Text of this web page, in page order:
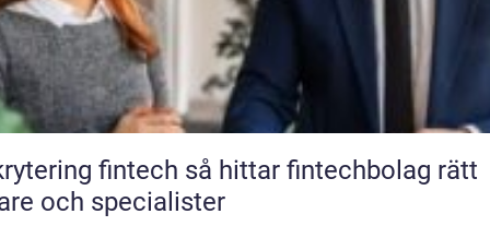
fintech så hittar fintechbolag rätt
och specialister